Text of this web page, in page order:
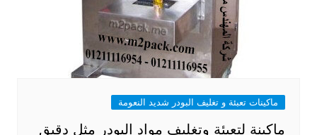
ماكينات تعبئة و تغليف البودر شديد النعومة
ماكينة لتعبئة وتغليف مواد البودر مثل دقيق